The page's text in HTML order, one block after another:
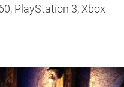
PlayStation 3, Xbox